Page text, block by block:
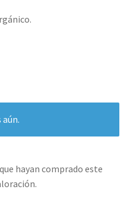
hayan comprado este